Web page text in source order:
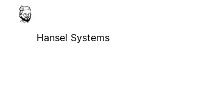
Hansel Systems